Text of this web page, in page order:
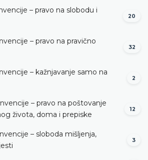
– pravo na slobodu i
20
– pravo na pravično
32
– kažnjavanje samo na
2
– pravo na poštovanje
života, doma i prepiske
12
– sloboda mišljenja,
3